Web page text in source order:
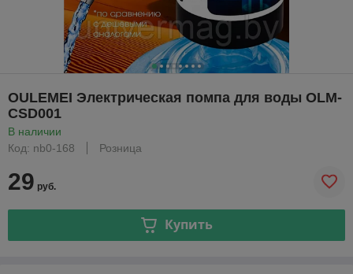
OULEMEI Электрическая помпа для воды OLM-
CSD001
В наличии
Код: nb0-168
Розница
29 руб.
Купить